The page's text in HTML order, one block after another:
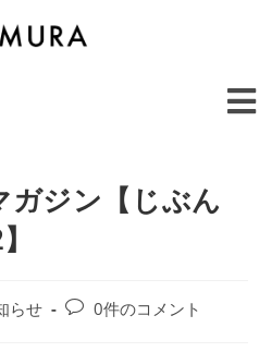
ガジン【じぶん
らせ 0件のコメント